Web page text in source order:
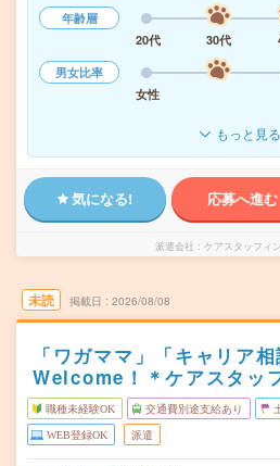
年齢層
20代
30代
男女比率
女性
もっと見る
気になる! 応募へ進む
派遣会社 ケアスタッフィ
未読 掲載日 2026/08/08
「ワガママ」「キャリア
Welcome！＊ケアスタッ
職種未経験OK 交通費別途支給あり
WEB登録OK 派遣